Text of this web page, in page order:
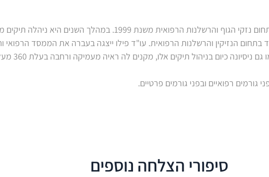
עו"ד פילו הינה מומחית בתחום נזקי הגוף והרשלנות הרפואית משנת 1999. במהלך השנים היא
בתחום הנזיקין והרשלנות הרפואית. עו"ד פילו ייצגה בעברה את הממסד הרפואי
הביטוח, וניסיונה בעבר, כמו
גורמים רפואיים ובפני גורמים פרטיים.
סיפורי הצלחה נוספים